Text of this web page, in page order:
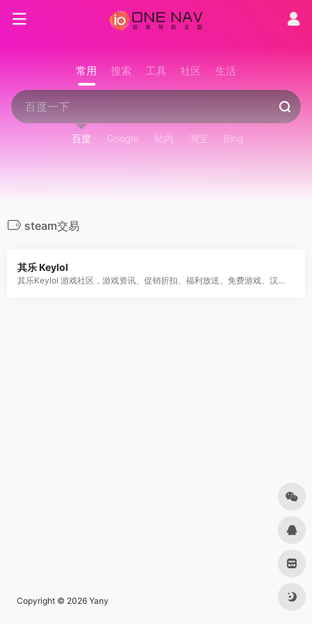
常用 搜索 工具 社区 生活
百度 Google 站内 淘宝 Bing
steam交易
其乐 Keylol
其乐Keylol 游戏社区，游戏资讯、促销折扣、福利放送、免费游戏、汉化补丁、吹水剁手、攻略评测等应有尽有，Steam/Origin/Epic/Uplay/XGP for PC 等正版玩家的大本营!
Copyright © 2026 Yany